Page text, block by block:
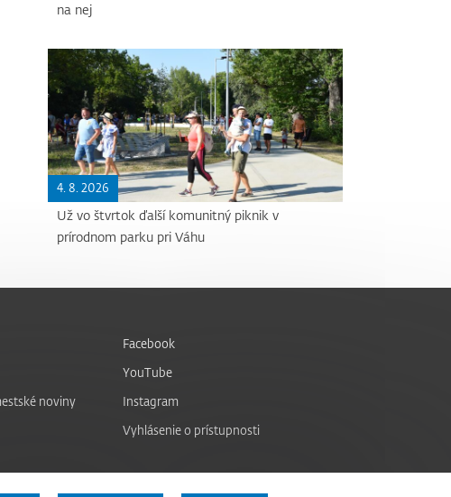
na nej
4. 8. 2026
Už vo štvrtok ďalší komunitný piknik v
prírodnom parku pri Váhu
noviny
Facebook
YouTube
Instagram
Vyhlásenie o prístupnosti